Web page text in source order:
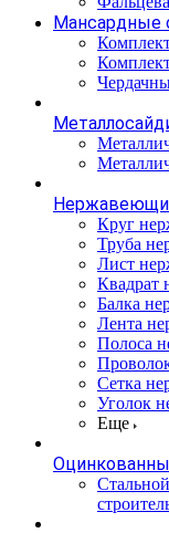
Мансардные
Круг
Труба
Лист
Квадрат
Балка
Лента
Полоса
Сетка
Уголок
Еще